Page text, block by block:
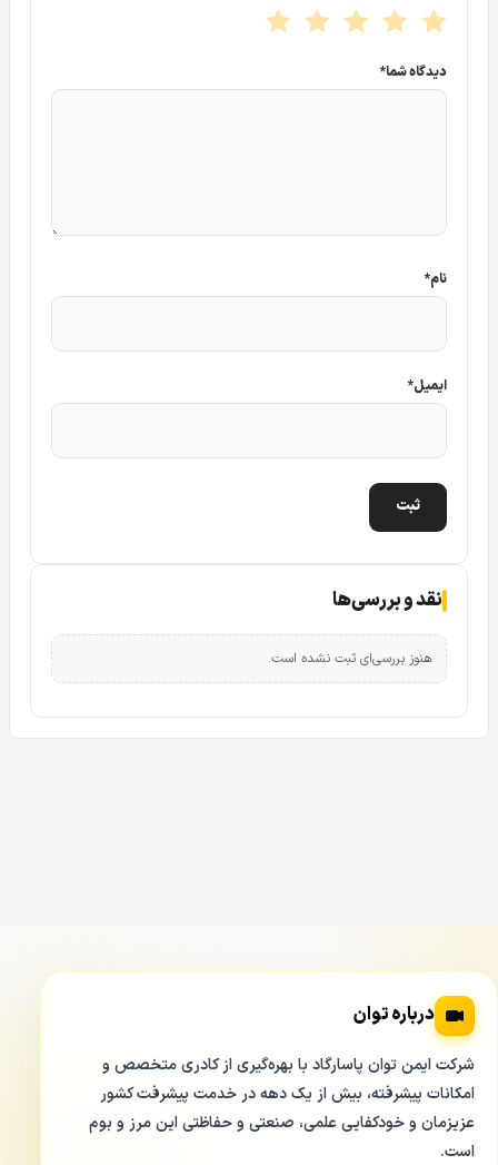
نقد و بررسی‌ها
هنوز بررسی‌ای ثبت نشده است.
دیدگاه شما*
نام*
ایمیل*
درباره توان
شرکت ایمن توان پاسارگاد با بهره‌گیری از کادری متخصص و
امکانات پیشرفته، بیش از یک دهه در خدمت پیشرفت کشور
عزیزمان و خودکفایی علمی، صنعتی و حفاظتی این مرز و بوم
است.